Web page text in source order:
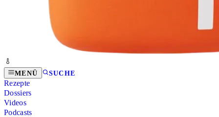
MENÜ SUCHE
Rezepte
Dossiers
Videos
Podcasts